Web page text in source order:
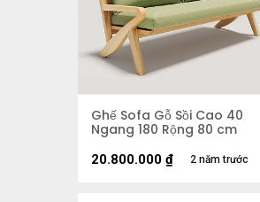
Ghế Sofa Gỗ Sồi Cao 40
Ngang 180 Rộng 80 cm
2 năm trước
20.800.000 ₫